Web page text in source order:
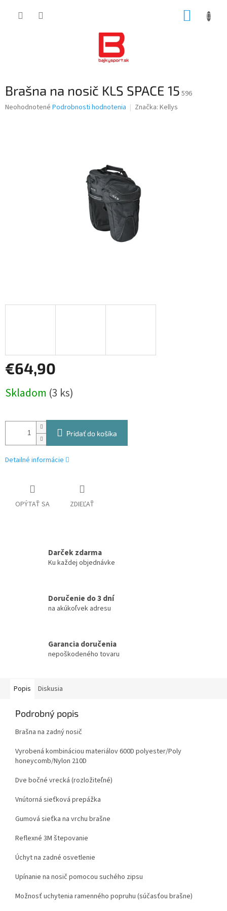
Brašna na nosič KLS SPACE 15 596
Priemerné
Neohodnotené Podrobnosti hodnotenia Značka: Kellys
€64,90
cena:
Skladom (3 ks)
Pridať do košíka
Detailné informácie
OPÝTAŤ SA ZDIEĽAŤ
Darček zdarma
Ku každej objednávke
Doručenie do 3 dní
na akúkoľvek adresu
Garancia doručenia
nepoškodeného tovaru
Popis Diskusia
Podrobný popis
Brašna na zadný nosič
Vyrobená kombináciou materiálov 600D polyester/Poly
honeycomb/Nylon 210D
Dve bočné vrecká (rozložiteľné)
Vnútorná sieťková prepážka
Gumová sieťka na vrchu brašne
Reflexné 3M štepovanie
Úchyt na zadné osvetlenie
Upínanie na nosič pomocou suchého zipsu
Možnosť uchytenia ramenného popruhu (súčasťou brašne)